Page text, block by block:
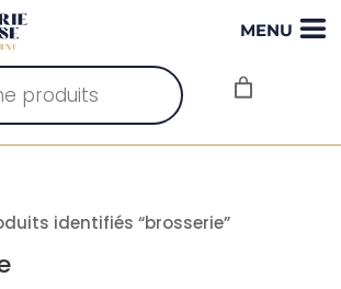
identifiés “brosserie”
MENU